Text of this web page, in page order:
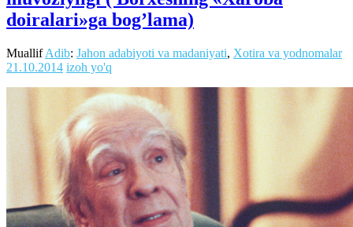
doiralari»ga bog’lama)
MuallifAdib: Jahon adabiyoti va madaniyati, Xotira va yodnomalar
21.10.2014 izoh yo'q